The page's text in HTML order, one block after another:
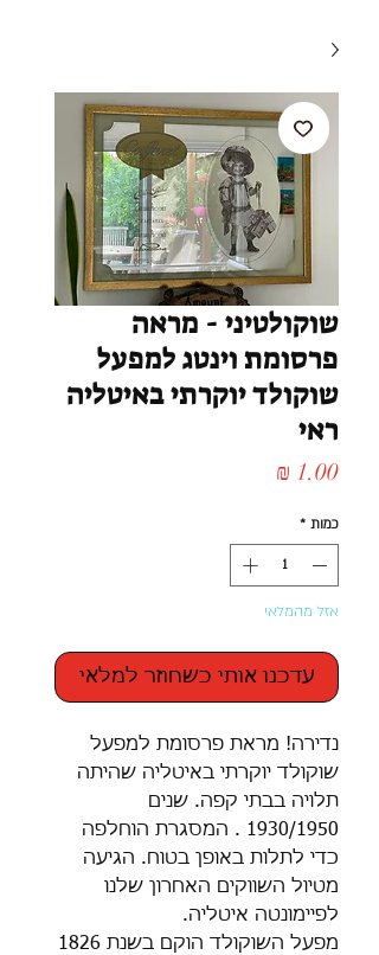
שוקולטיני - מראה
פרסומת וינטג למפעל
שוקולד יוקרתי באיטליה
ראי
כמות *
אזל מהמלאי
עדכנו אותי כשחוזר למלאי
נדירה! מראת פרסומת למפעל
שוקולד יוקרתי באיטליה שהיתה
תלויה בבתי קפה. שנים
1930/1950 . המסגרת הוחלפה
כדי לתלות באופן בטוח. הגיעה
מטיול השווקים האחרון שלנו
לפיימונטה איטליה.
מפעל השוקולד הוקם בשנת 1826